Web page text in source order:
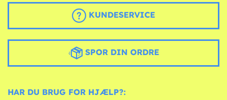
KUNDESERVICE
SPOR DIN ORDRE
HAR DU BRUG FOR HJÆLP?: